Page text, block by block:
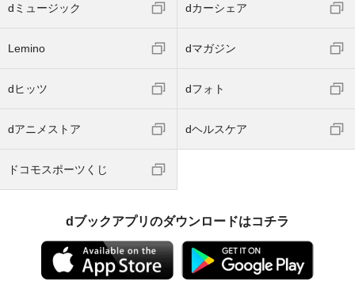
dミュージック dカーシェア
Lemino dマガジン
dヒッツ dフォト
dアニメストア dヘルスケア
ドコモスポーツくじ
dブックアプリのダウンロードはコチラ